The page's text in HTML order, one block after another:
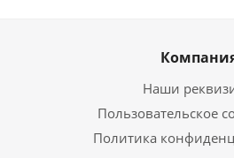
Наши
Пользовательское
Политика